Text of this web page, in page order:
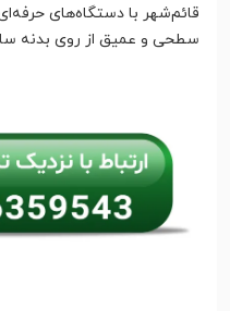
قائم‌شهر با دستگاه‌های
سطحی و عمیق از روی بدنه